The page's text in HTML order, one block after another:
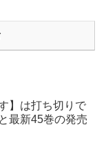
】は打ち切りで
最新45巻の発売